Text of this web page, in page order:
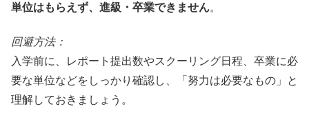
単位はもらえず、進級・卒業できません。
回避方法：
入学前に、レポート提出数やスクーリング日程、卒業に必
要な単位などをしっかり確認し、「努力は必要なもの」と
理解しておきましょう。